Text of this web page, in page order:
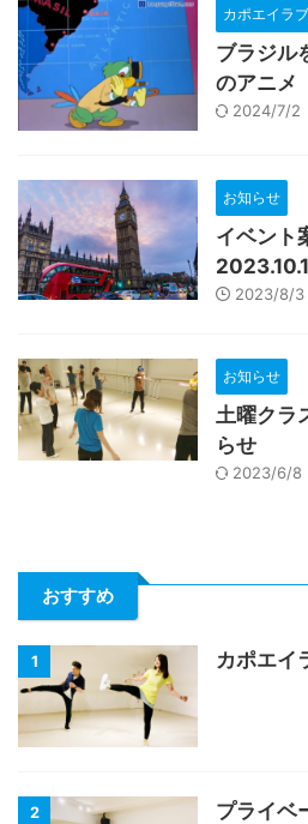
カポエイラ
ブラジル
のアニメ
2024/7/2
お知らせ
イベント
2023/8/3
お知らせ
土曜クラ
らせ
2023/6/8
おすすめ
1 カポエイ
2 プライベ